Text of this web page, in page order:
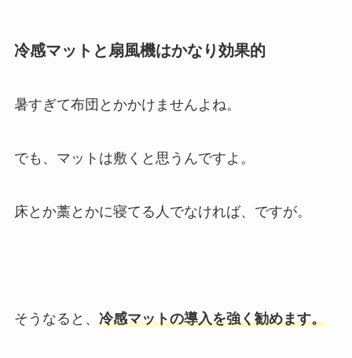
冷感マットと扇風機はかなり効果的
暑すぎて布団とかかけませんよね。
でも、マットは敷くと思うんですよ。
床とか藁とかに寝てる人でなければ、ですが。
そうなると、 冷感マットの導入を強く勧めます。